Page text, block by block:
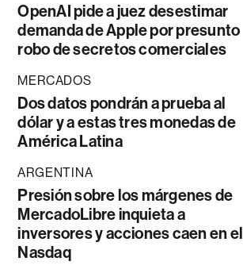
OpenAI pide a juez desestimar
demanda de Apple por presunto
robo de secretos comerciales
MERCADOS
Dos datos pondrán a prueba al
dólar y a estas tres monedas de
América Latina
ARGENTINA
Presión sobre los márgenes de
MercadoLibre inquieta a
inversores y acciones caen en el
Nasdaq